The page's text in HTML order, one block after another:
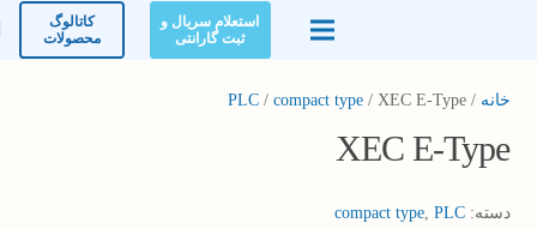
استعلام سریال و
ثبت گارانتی
کاتالوگ
محصولات
خانه /
PLC/ compact type/ XEC E-Type
XEC E-Type
دسته: compact type, PLC